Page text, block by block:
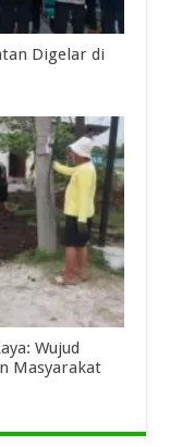
Digelar di
Wujud
Masyarakat